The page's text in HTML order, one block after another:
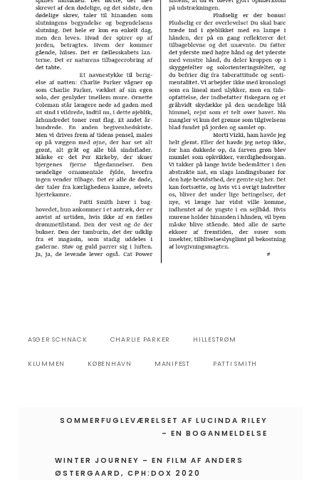
ASGER SCHNACK CHARLIE PARKER HILLESTRØM
KLUMMEN KØBENHAVN MANIFEST PATTI SMITH
Indlægsnavigation
SOMMERFUGLEVÆRELSET AF LUCINDA RILEY
– EN BOGANMELDELSE
WINTER JOURNEY – EN FILM AF ANDERS
ØSTERGAARD, CPH:DOX 2020